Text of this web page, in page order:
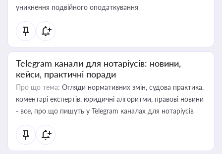
уникнення подвійного оподаткування
Telegram канали для нотаріусів: новини,
кейси, практичні поради
Про що тема: Огляди нормативних змін, судова практика,
коментарі експертів, юридичні алгоритми, правові новини
- все, про що пишуть у Telegram каналах для нотаріусів